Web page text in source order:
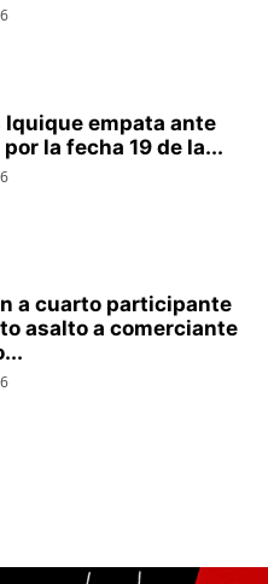
Iquique empata ante
la fecha 19 de la...
a cuarto participante
asalto a comerciante